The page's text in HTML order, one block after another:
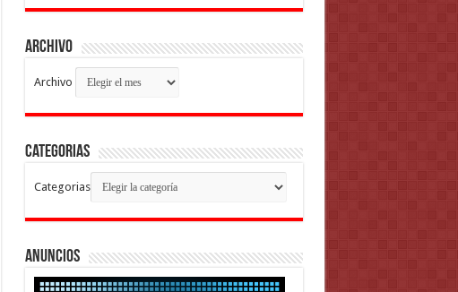
Archivo
Archivo
Categorias
Categorias
Anuncios